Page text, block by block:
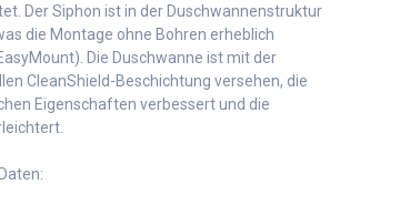
Der Siphon ist in der Duschwannenstruktur
die Montage ohne Bohren erheblich
Die Duschwanne ist mit der
CleanShield-Beschichtung versehen, die
Eigenschaften verbessert und die